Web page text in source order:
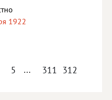
1922
5 ... 311 312